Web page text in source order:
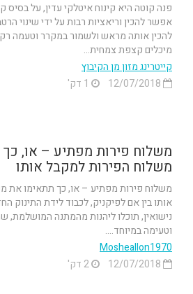
פנה קוטה היא קינוח איטלקי עדין, על
אפשר להכין וריאציות רבות על ידי שינוי
מיכלים קצפת צמחית...
קייטרינג מזון מן הקיבוץ
משלוח פירות מפתיע – או,
משלוח הפירות למקבל אותו
משלוח פירות מפתיע – או, כך תתאימו את
אותו בין אם לפיקניק, לכבוד לידת התינוק
נישואין, תוכלו ליהנות מהמתנה
וטעימה במיוחד....
Mosheallon1970